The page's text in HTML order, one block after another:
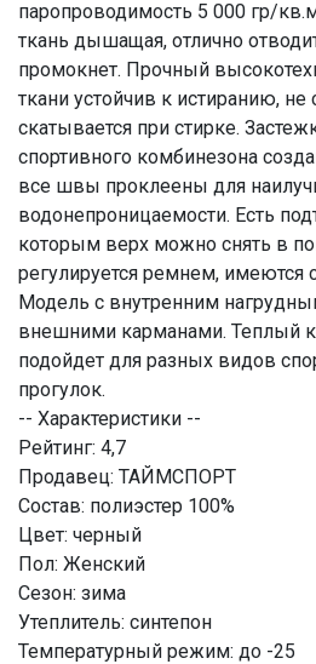
паропроводимость 5 000 гр/
ткань дышащая, отлично
промокнет. Прочный
ткани устойчив к истиранию, не
скатывается при стирке.
спортивного комбинезона
все швы проклеены для
водонепроницаемости. Есть
которым верх можно снять в
регулируется ремнем, имеются
Модель с внутренним
внешними карманами. Теплый
подойдет для разных видов
прогулок.­
-- Характеристики --
Рейтинг: 4,7
Продавец: ТАЙМСПОРТ
Состав: полиэстер 100%
Цвет: черный
Пол: Женский
Сезон: зима
Утеплитель: синтепон
Температурный режим: до -25